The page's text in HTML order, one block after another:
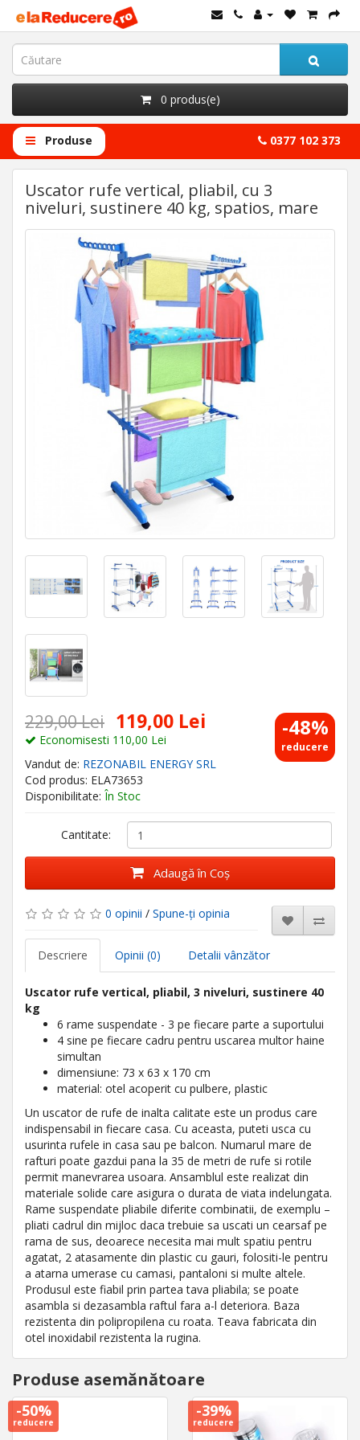
0 produs(e)
Produse 0377 102 373
Uscator rufe vertical, pliabil, cu 3
niveluri, sustinere 40 kg, spatios, mare
-48%
reducere
229,00 Lei 119,00 Lei
Economisesti 110,00 Lei
Vandut de: REZONABIL ENERGY SRL
Cod produs: ELA73653
Disponibilitate: În Stoc
Cantitate:
Adaugă în Coş
0 opinii / Spune-ţi opinia
Descriere Opinii (0) Detalii vânzător
Uscator rufe vertical, pliabil, 3 niveluri, sustinere 40
kg
6 rame suspendate - 3 pe fiecare parte a suportului
4 sine pe fiecare cadru pentru uscarea multor haine
simultan
dimensiune: 73 x 63 x 170 cm
material: otel acoperit cu pulbere, plastic
Un uscator de rufe de inalta calitate este un produs care
indispensabil in fiecare casa. Cu aceasta, puteti usca cu
usurinta rufele in casa sau pe balcon. Numarul mare de
rafturi poate gazdui pana la 35 de metri de rufe si rotile
permit manevrarea usoara. Ansamblul este realizat din
materiale solide care asigura o durata de viata indelungata.
Rame suspendate pliabile diferite combinatii, de exemplu –
pliati cadrul din mijloc daca trebuie sa uscati un cearsaf pe
rama de sus, deoarece necesita mai mult spatiu pentru
agatat, 2 atasamente din plastic cu gauri, folositi-le pentru
a atarna umerase cu camasi, pantaloni si multe altele.
Produsul este fiabil prin partea tava pliabila; se poate
asambla si dezasambla raftul fara a-l deteriora. Baza
rezistenta din polipropilena cu roata. Teava fabricata din
otel inoxidabil rezistenta la rugina.
Produse asemănătoare
-50%
reducere
-39%
reducere